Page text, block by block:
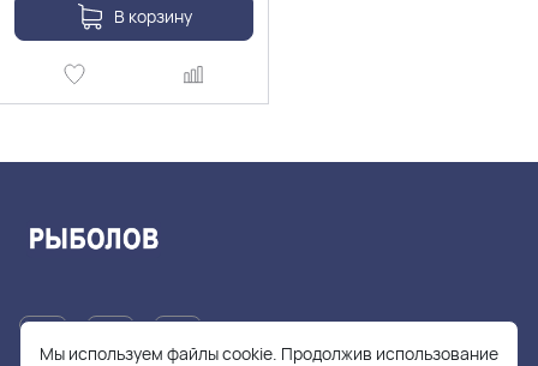
В корзину
Мы используем файлы cookie. Продолжив использование